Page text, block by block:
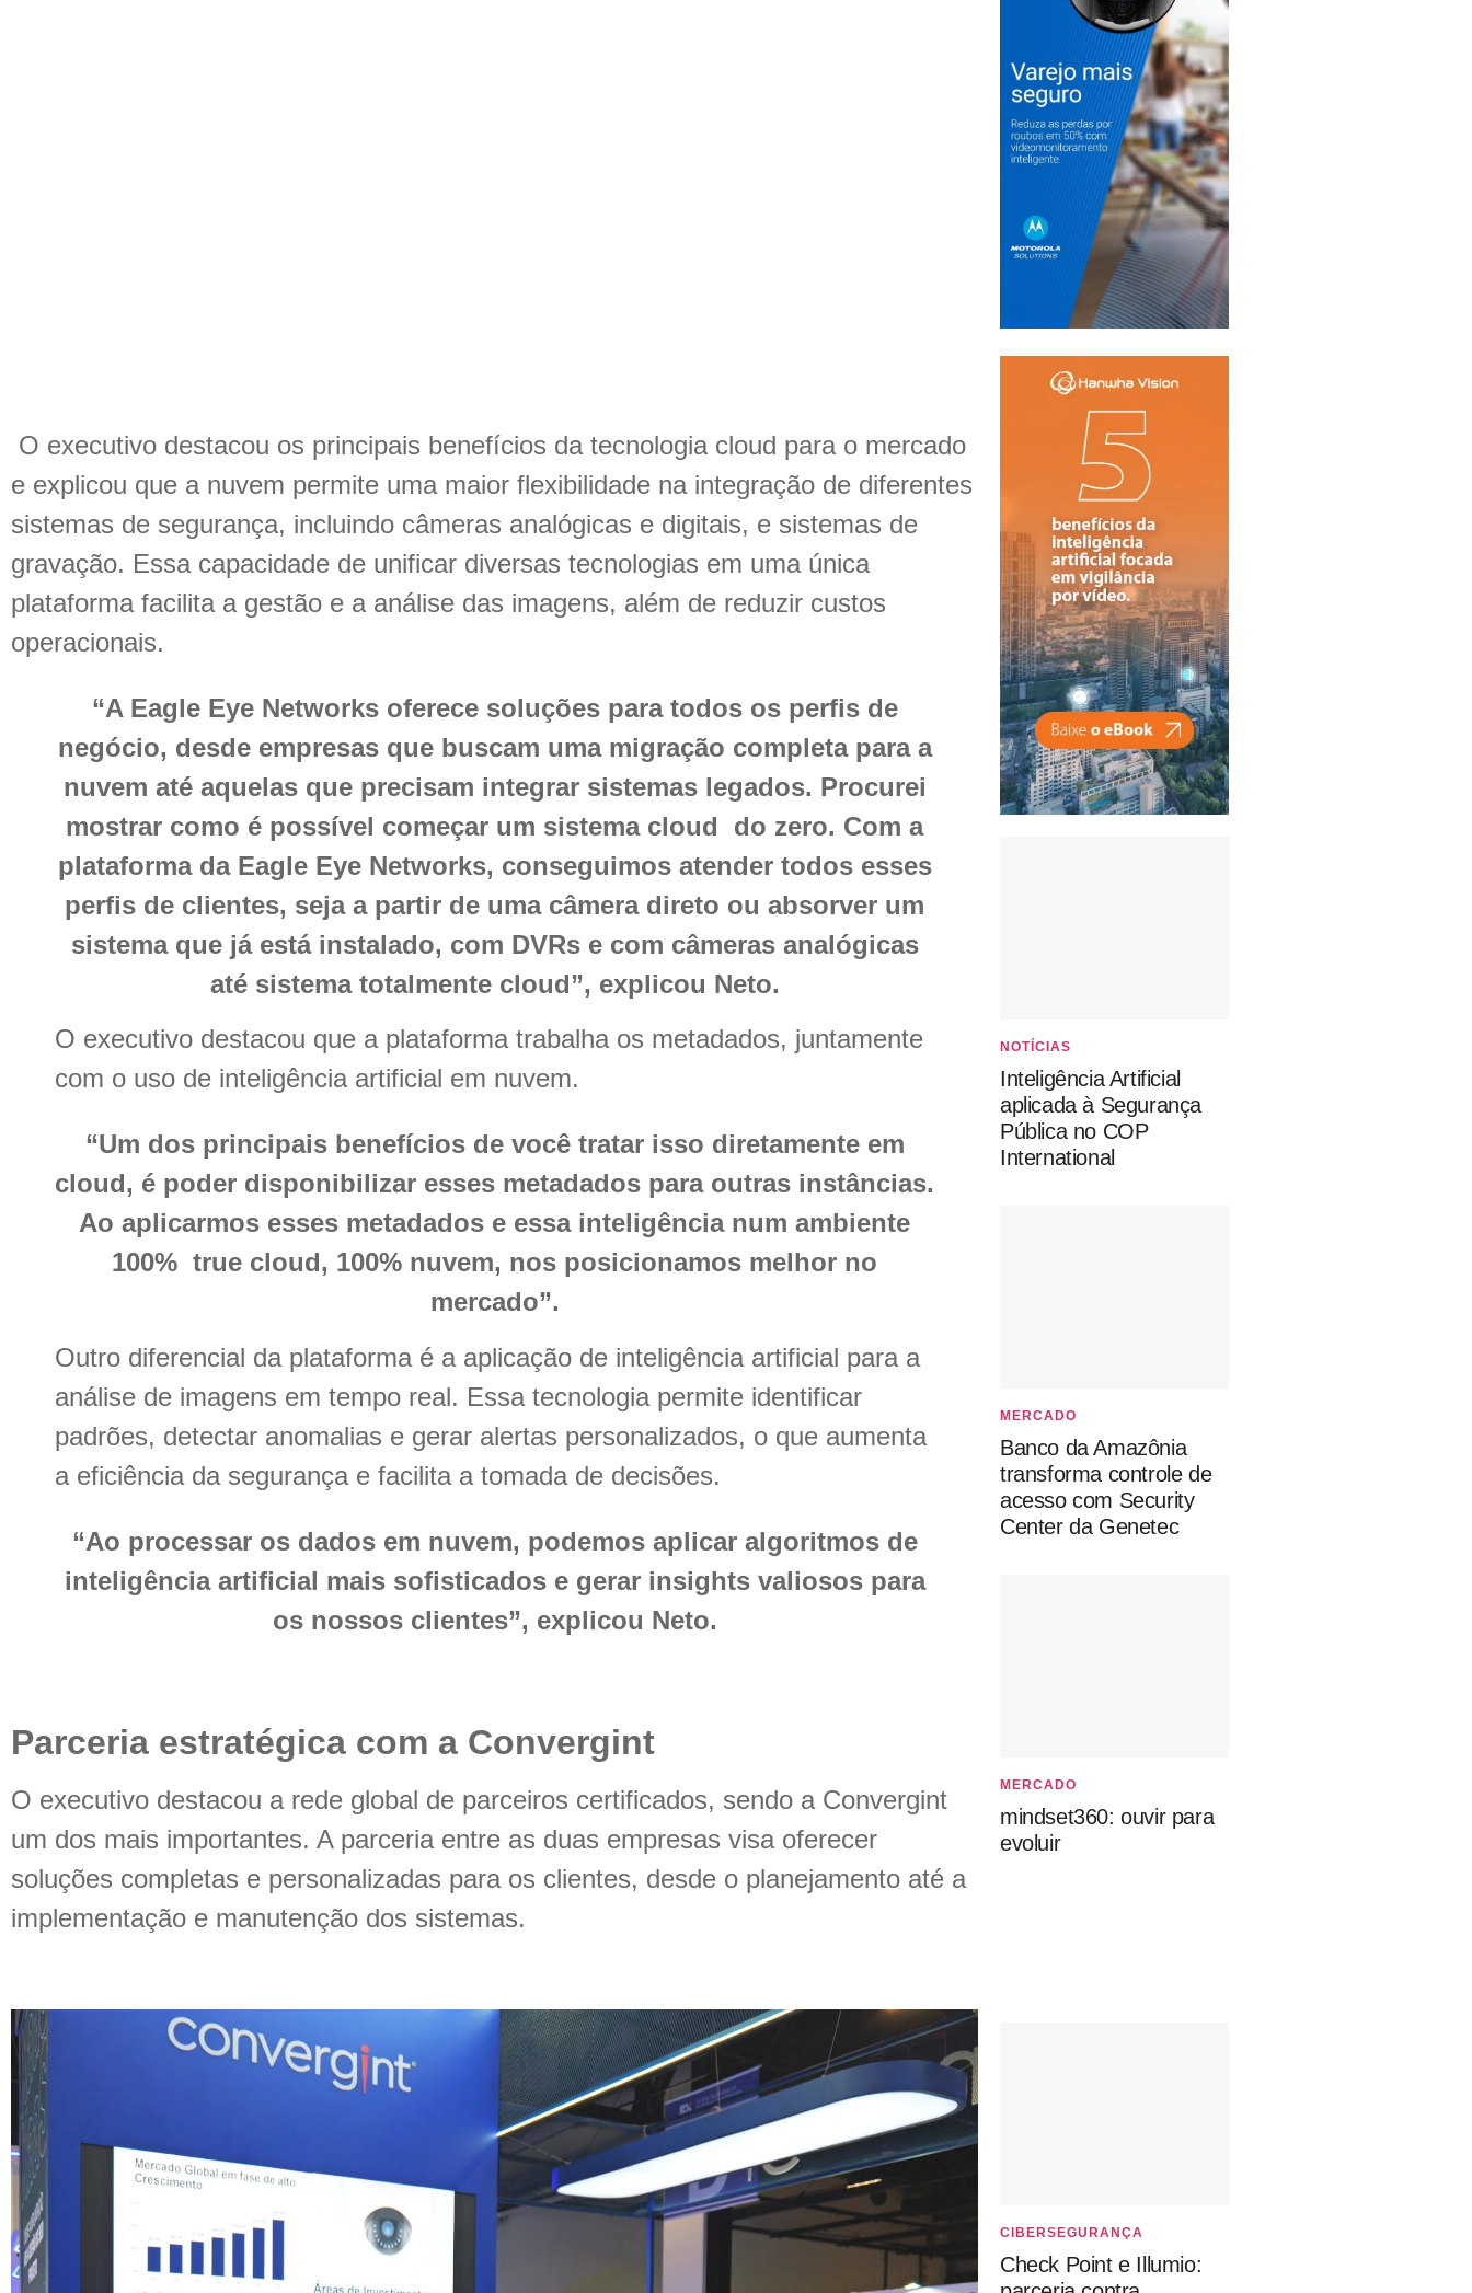
O executivo destacou os principais benefícios da tecnologia cloud para o mercado
e explicou que a nuvem permite uma maior flexibilidade na integração de diferentes
sistemas de segurança, incluindo câmeras analógicas e digitais, e sistemas de
gravação. Essa capacidade de unificar diversas tecnologias em uma única
plataforma facilita a gestão e a análise das imagens, além de reduzir custos
operacionais.
“A Eagle Eye Networks oferece soluções para todos os perfis de
negócio, desde empresas que buscam uma migração completa para a
nuvem até aquelas que precisam integrar sistemas legados. Procurei
mostrar como é possível começar um sistema cloud do zero. Com a
plataforma da Eagle Eye Networks, conseguimos atender todos esses
perfis de clientes, seja a partir de uma câmera direto ou absorver um
sistema que já está instalado, com DVRs e com câmeras analógicas
até sistema totalmente cloud”, explicou Neto.
O executivo destacou que a plataforma trabalha os metadados, juntamente
com o uso de inteligência artificial em nuvem.
“Um dos principais benefícios de você tratar isso diretamente em
cloud, é poder disponibilizar esses metadados para outras instâncias.
Ao aplicarmos esses metadados e essa inteligência num ambiente
100% true cloud, 100% nuvem, nos posicionamos melhor no
mercado”.
Outro diferencial da plataforma é a aplicação de inteligência artificial para a
análise de imagens em tempo real. Essa tecnologia permite identificar
padrões, detectar anomalias e gerar alertas personalizados, o que aumenta
a eficiência da segurança e facilita a tomada de decisões.
“Ao processar os dados em nuvem, podemos aplicar algoritmos de
inteligência artificial mais sofisticados e gerar insights valiosos para
os nossos clientes”, explicou Neto.
Parceria estratégica com a Convergint
O executivo destacou a rede global de parceiros certificados, sendo a Convergint
um dos mais importantes. A parceria entre as duas empresas visa oferecer
soluções completas e personalizadas para os clientes, desde o planejamento até a
implementação e manutenção dos sistemas.
NOTÍCIAS
Inteligência Artificial
aplicada à Segurança
Pública no COP
International
MERCADO
Banco da Amazônia
transforma controle de
acesso com Security
Center da Genetec
MERCADO
mindset360: ouvir para
evoluir
CIBERSEGURANÇA
Check Point e Illumio: